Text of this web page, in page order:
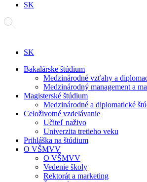
SK
SK
Bakalárske štúdium
Medzinárodné vzťahy a
Medzinárodný management a
Magisterské štúdium
Medzinárodné a diplomatické
Celoživotné vzdelávanie
Učiteľ naživo
Univerzita tretieho veku
Prihláška na štúdium
O VŠMVV
O VŠMVV
Vedenie školy
Rektorát a marketing